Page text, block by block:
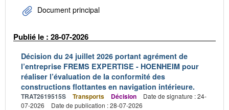
Document principal
Publié le : 28-07-2026
Décision du 24 juillet 2026 portant agrément de
l’entreprise FREMS EXPERTISE - HOENHEIM pour
réaliser l’évaluation de la conformité des
constructions flottantes en navigation intérieure.
TRAT2619515S Transports Décision
Date de signature : 24-
07-2026
Date de publication : 28-07-2026